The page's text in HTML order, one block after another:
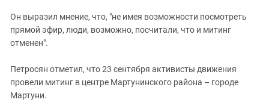
Он выразил мнение, что, "не имея возможности посмотреть
прямой эфир, люди, возможно, посчитали, что и митинг
отменен".
Петросян отметил, что 23 сентября активисты движения
провели митинг в центре Мартунинского района – городе
Мартуни.